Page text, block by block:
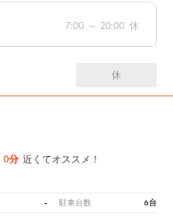
7:00 ～ 20:00 休
休
0分 近くてオススメ！
- 駐車台数 6台